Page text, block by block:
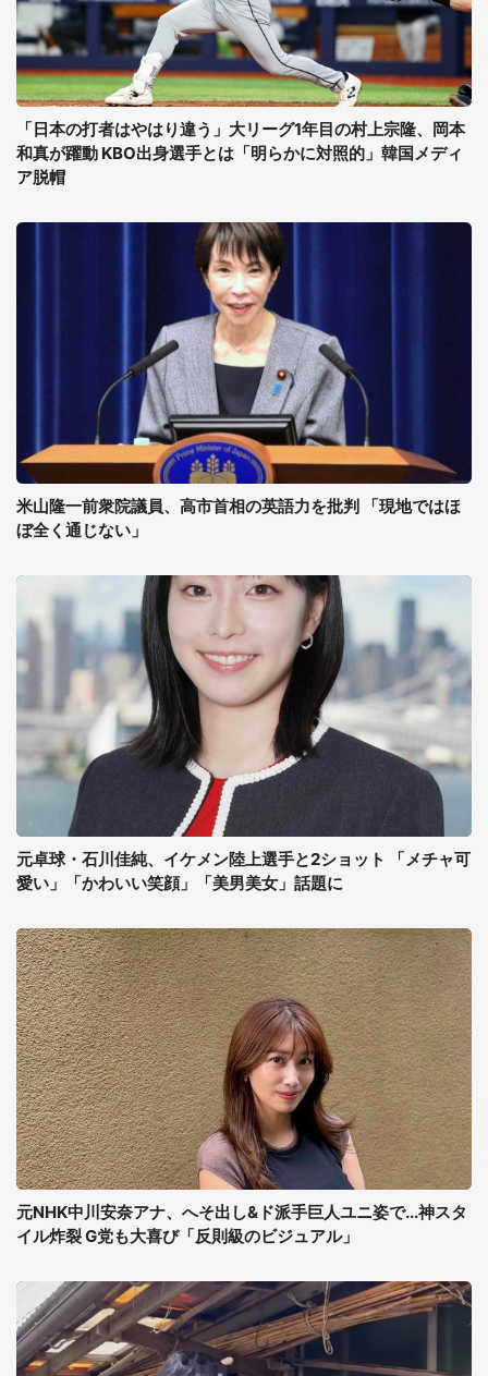
「日本の打者はやはり違う」大リーグ1年目の村上宗隆、岡本
和真が躍動 KBO出身選手とは「明らかに対照的」韓国メディ
ア脱帽
米山隆一前衆院議員、高市首相の英語力を批判 「現地ではほ
ぼ全く通じない」
元卓球・石川佳純、イケメン陸上選手と2ショット 「メチャ可
愛い」「かわいい笑顔」「美男美女」話題に
元NHK中川安奈アナ、へそ出し&ド派手巨人ユニ姿で...神スタ
イル炸裂 G党も大喜び「反則級のビジュアル」